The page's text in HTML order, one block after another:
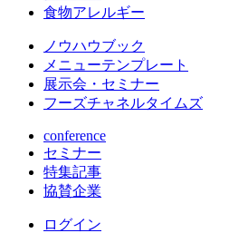
食物アレルギー
ノウハウブック
メニューテンプレート
展示会・セミナー
フーズチャネルタイムズ
conference
セミナー
特集記事
協賛企業
ログイン